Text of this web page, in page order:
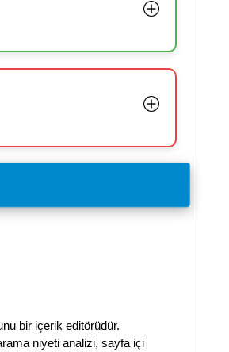
bir içerik editörüdür.
niyeti analizi, sayfa içi